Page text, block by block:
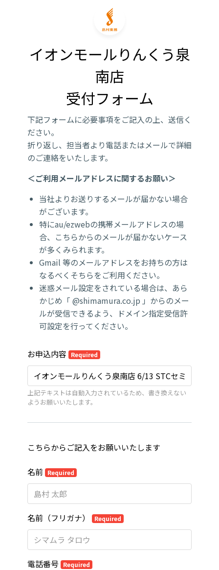
イオンモールりんくう泉
南店
受付フォーム
下記フォームに必要事項をご記入の上、送信く
ださい。
折り返し、担当者より電話またはメールで詳細
のご連絡をいたします。
＜ご利用メールアドレスに関するお願い＞
当社よりお送りするメールが届かない場合
がございます。
特にau/ezwebの携帯メールアドレスの場
合、こちらからのメールが届かないケース
が多くみられます。
Gmail 等のメールアドレスをお持ちの方は
なるべくそちらをご利用ください。
迷惑メール設定をされている場合は、あら
かじめ「 @shimamura.co.jp 」からのメー
ルが受信できるよう、ドメイン指定受信許
可設定を行ってください。
お申込内容 Required
上記テキストは自動入力されているため、書き換えない
ようお願いいたします。
こちらからご記入をお願いいたします
名前 Required
名前（フリガナ） Required
電話番号 Required